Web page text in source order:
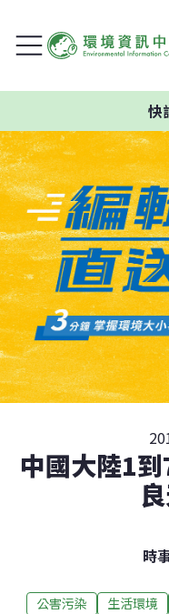
快訊
中國大陸1
時
公害污染 生活環境